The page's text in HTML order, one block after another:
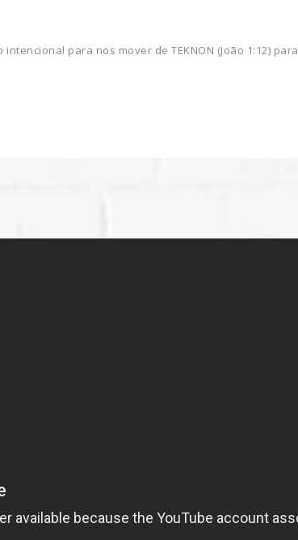
para nos mover de TEKNON (João 1:12)